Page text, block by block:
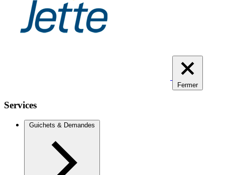
Fermer
Services
Guichets & Demandes